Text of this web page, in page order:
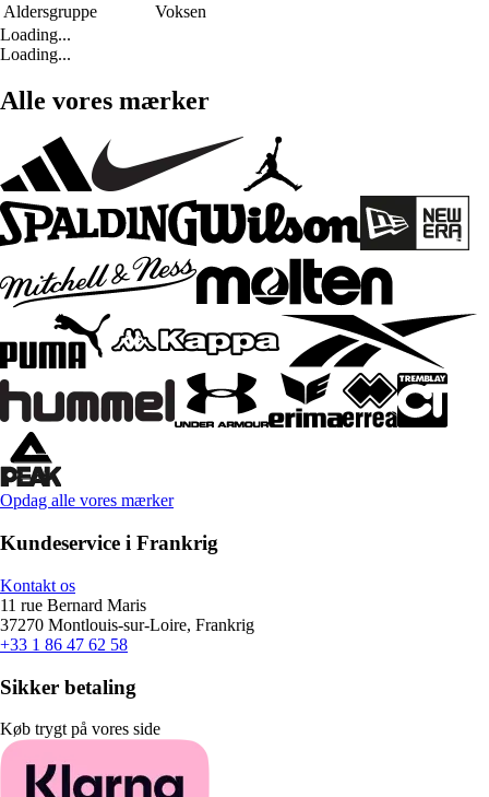
Aldersgruppe
Voksen
Loading...
Loading...
Alle vores mærker
Opdag alle vores mærker
Kundeservice i Frankrig
Kontakt os
11 rue Bernard Maris
37270 Montlouis-sur-Loire, Frankrig
+33 1 86 47 62 58
Sikker betaling
Køb trygt på vores side